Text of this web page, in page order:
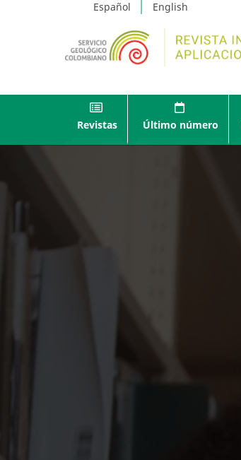
Español English
Revistas Último número